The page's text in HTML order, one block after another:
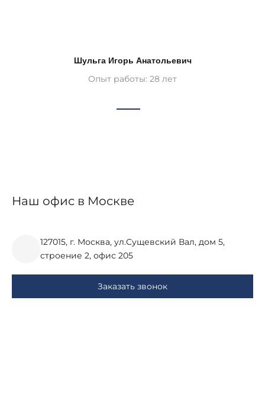
Шульга Игорь Анатольевич
Опыт работы: 28 лет
Наш офис в Москве
127015, г. Москва, ул.Сущевский Вал, дом 5,
строение 2, офис 205
Заказать звонок